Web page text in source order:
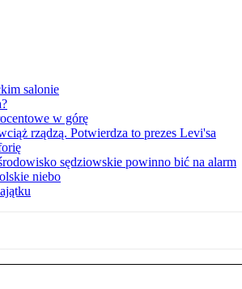
salonie
w górę
rządzą. Potwierdza to prezes Levi'sa
sędziowskie powinno bić na alarm
niebo